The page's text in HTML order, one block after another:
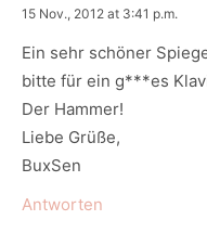
says:
15 Nov., 2012 at 3:41 p.m.
Ein sehr schöner
bitte für ein g***es
Der Hammer!
Liebe Grüße,
BuxSen
Antworten